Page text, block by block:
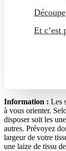
Découpe
Et c’est
Information : Les
à vous orienter.
disposer soit les
autres. Prévoyez
largeur de votre
une laize de tissu